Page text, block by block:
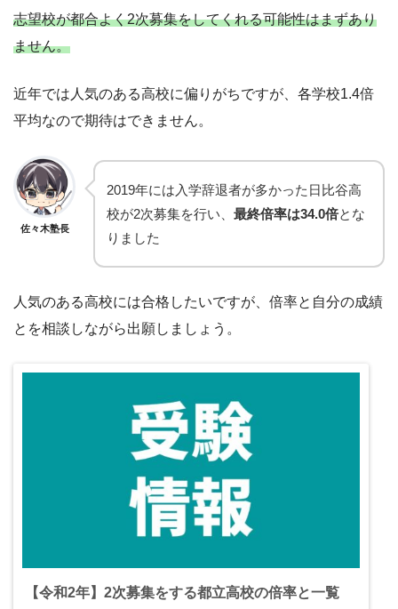
志望校が都合よく2次募集をしてくれる可能性はまずあり
ません。
近年では人気のある高校に偏りがちですが、各学校1.4倍
平均なので期待はできません。
佐々木塾長
2019年には入学辞退者が多かった日比谷高
校が2次募集を行い、 最終倍率は34.0倍とな
りました
人気のある高校には合格したいですが、倍率と自分の成績
とを相談しながら出願しましょう。
【令和2年】2次募集をする都立高校の倍率と一覧